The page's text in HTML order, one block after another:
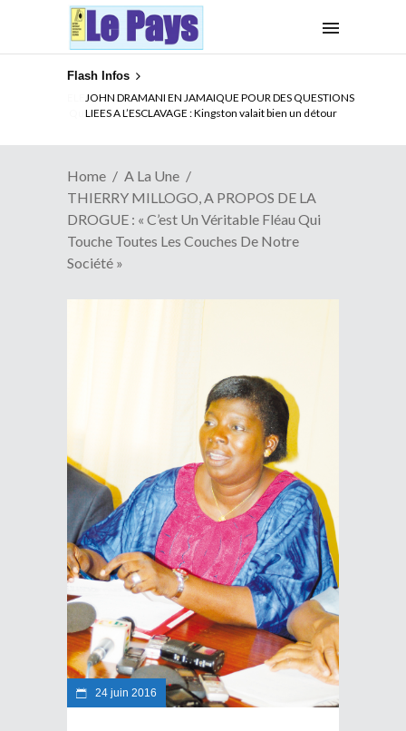
Flash Infos
ELECTION DE TALON A LA TETE DU SENAT BENINOIS :
Quand Patrice quitte le pouvoir sans partir !
Home
A La Une
THIERRY MILLOGO, A PROPOS DE LA
DROGUE : « C’est Un Véritable Fléau Qui
Touche Toutes Les Couches De Notre
Société »
24 juin 2016